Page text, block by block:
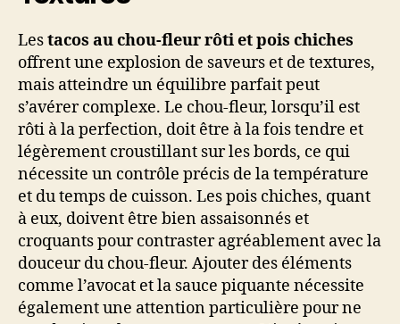
Lestacos au chou-fleur rôti et pois chiches
offrent une explosion de saveurs et de textures,
mais atteindre un équilibre parfait peut
s’avérer complexe. Le chou-fleur, lorsqu’il est
rôti à la perfection, doit être à la fois tendre et
légèrement croustillant sur les bords, ce qui
nécessite un contrôle précis de la température
et du temps de cuisson. Les pois chiches, quant
à eux, doivent être bien assaisonnés et
croquants pour contraster agréablement avec la
douceur du chou-fleur. Ajouter des éléments
comme l’avocat et la sauce piquante nécessite
également une attention particulière pour ne